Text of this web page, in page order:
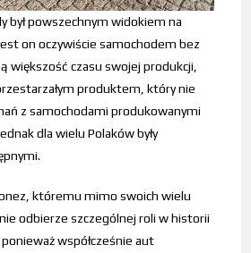
był powszechnym widokiem na
on oczywiście samochodem bez
większość czasu swojej produkcji,
produktem, który nie
z samochodami produkowanymi
dla wielu Polaków były
któremu mimo swoich wielu
odbierze szczególnej roli w historii
współcześnie aut